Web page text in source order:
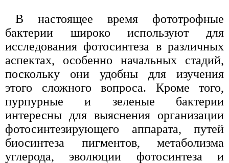
В настоящее время фототрофные
бактерии широко используют для
исследования фотосинтеза в различных
аспектах, особенно начальных стадий,
поскольку они удобны для изучения
этого сложного вопроса. Кроме того,
пурпурные и зеленые бактерии
интересны для выяснения организации
фотосинтезирующего аппарата, путей
биосинтеза пигментов, метаболизма
углерода, эволюции фотосинтеза и